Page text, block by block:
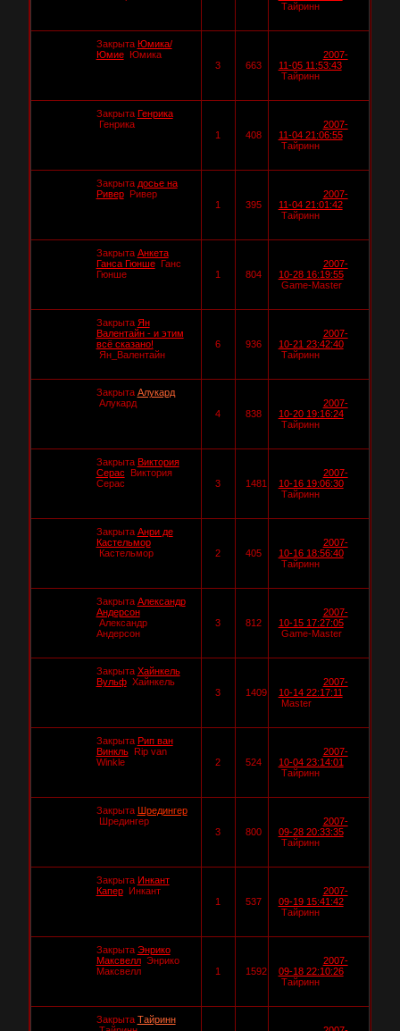
Тайринн
Закрыта Юмика/
Юмие
Юмика
3
663
2007-
11-05 11:53:43
Тайринн
Закрыта Генрика
Генрика
1
408
2007-
11-04 21:06:55
Тайринн
Закрыта досье на
Ривер
Ривер
1
395
2007-
11-04 21:01:42
Тайринн
Закрыта Анкета
Ганса Гюнше
Ганс
Гюнше
1 804
2007-
10-28 16:19:55
Game-Master
Закрыта Ян
Валентайн - и этим
всё сказано!
Ян_Валентайн
6 936
2007-
10-21 23:42:40
Тайринн
Закрыта Алукард
Алукард
4
838
2007-
10-20 19:16:24
Тайринн
Закрыта Виктория
Серас
Виктория
Серас
3 1481
2007-
10-16 19:06:30
Тайринн
Закрыта Анри де
Кастельмор
Кастельмор
2 405
2007-
10-16 18:56:40
Тайринн
Закрыта Александр
Андерсон
Александр
Андерсон
3 812
2007-
10-15 17:27:05
Game-Master
Закрыта Хайнкель
Вульф Хайнкель
3
1409
2007-
10-14 22:17:11
Master
Закрыта Рип ван
Винкль
Rip van
Winkle
2 524
2007-
10-04 23:14:01
Тайринн
Закрыта Шредингер
Шредингер
3
800
2007-
09-28 20:33:35
Тайринн
Закрыта Инкант
Капер
Инкант
1
537
2007-
09-19 15:41:42
Тайринн
Закрыта Энрико
Максвелл Энрико
Максвелл
1 1592
2007-
09-18 22:10:26
Тайринн
Закрыта Тайринн